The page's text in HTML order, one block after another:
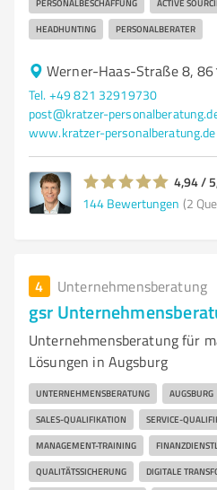
PERSONALBESCHAFFUNG ACTIVE
HEADHUNTING PERSONALBERATER
Werner-Haas-Straße 8,
Tel. +49 821 32919730
post@kratzer-
www.kratzer-personalberatung.de
4,94 /
144 Bewertungen (2
4 Unternehmensberatung
gsr
Unternehmensberatung für
Lösungen in Augsburg
UNTERNEHMENSBERATUNG AUGSBURG
SALES-QUALIFIKATION SERVICE-
MANAGEMENT-TRAINING
QUALITÄTSSICHERUNG DIGITALE